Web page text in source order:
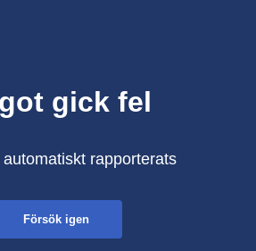
gick fel
rapporterats
Försök igen